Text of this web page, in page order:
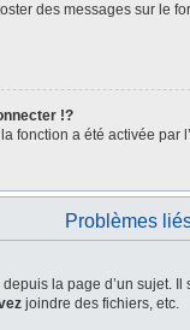
des messages sur
!?
fonction a été activée
Problèmes
la page d’un
joindre des fichiers, etc.